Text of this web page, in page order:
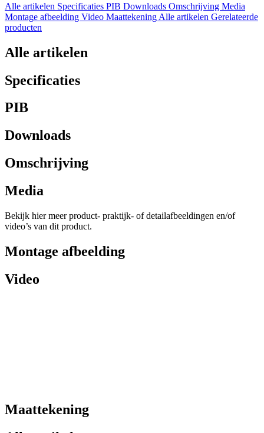
Alle artikelen Specificaties PIB Downloads Omschrijving Media
Montage afbeelding Video Maattekening Alle artikelen Gerelateerde
producten
Alle artikelen
Specificaties
PIB
Downloads
Omschrijving
Media
Bekijk hier meer product- praktijk- of detailafbeeldingen en/of
video’s van dit product.
Montage afbeelding
Video
Maattekening